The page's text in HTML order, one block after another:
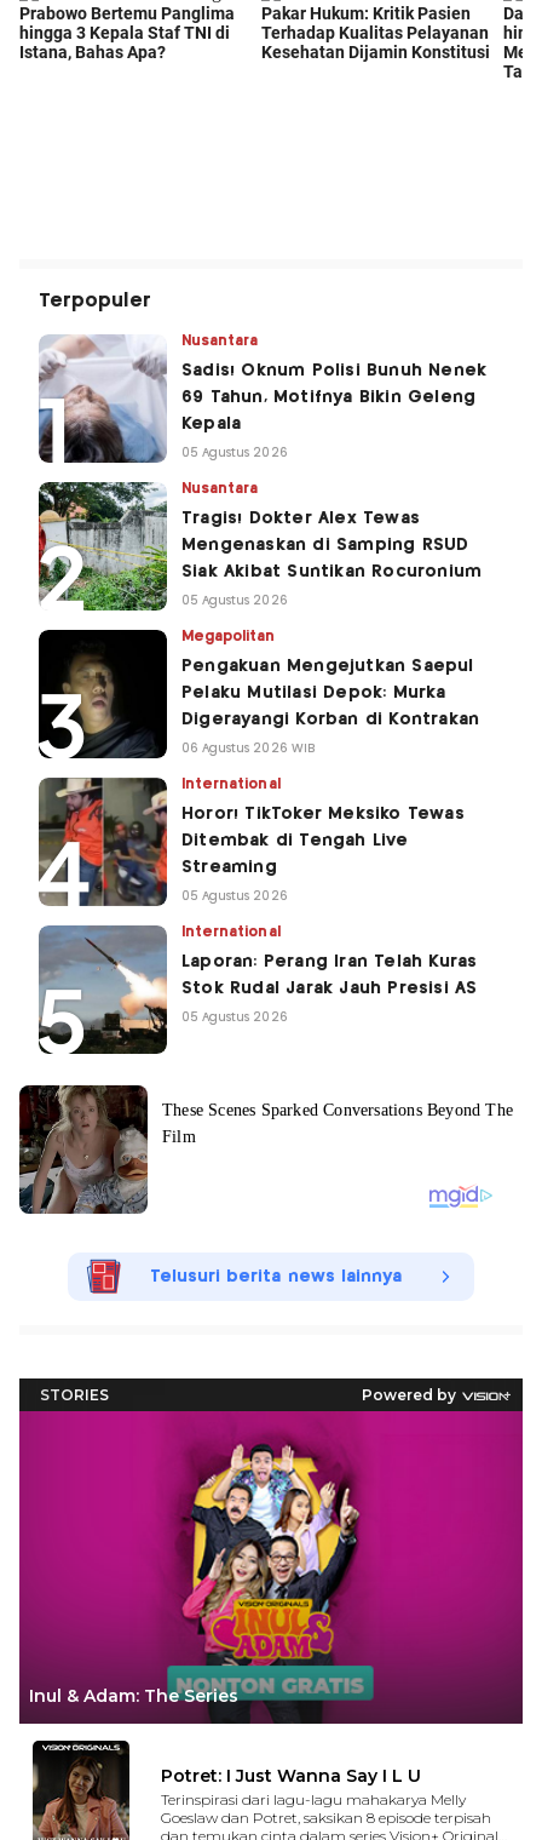
Terpopuler
Nusantara
Sadis! Oknum Polisi Bunuh Nenek
69 Tahun, Motifnya Bikin Geleng
Kepala
05 Agustus 2026
Nusantara
Tragis! Dokter Alex Tewas
Mengenaskan di Samping RSUD
Siak Akibat Suntikan Rocuronium
05 Agustus 2026
Megapolitan
Pengakuan Mengejutkan Saepul
Pelaku Mutilasi Depok: Murka
Digerayangi Korban di Kontrakan
06 Agustus 2026 WIB
International
Horor! TikToker Meksiko Tewas
Ditembak di Tengah Live
Streaming
05 Agustus 2026
International
Laporan: Perang Iran Telah Kuras
Stok Rudal Jarak Jauh Presisi AS
05 Agustus 2026
Telusuri berita news lainnya